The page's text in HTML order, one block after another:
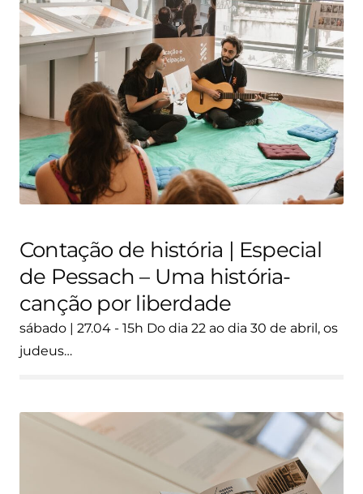
Contação de história | Especial
de Pessach – Uma história-
canção por liberdade
sábado | 27.04 - 15h Do dia 22 ao dia 30 de abril, os
judeus…